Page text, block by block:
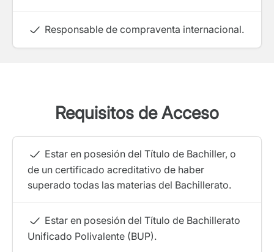
Responsable de compraventa internacional.
Requisitos de Acceso
Estar en posesión del Título de Bachiller, o
de un certificado acreditativo de haber
superado todas las materias del Bachillerato.
Estar en posesión del Título de Bachillerato
Unificado Polivalente (BUP).